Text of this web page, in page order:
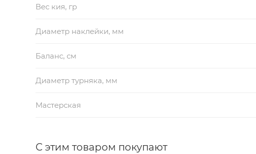
Вес кия, гр
Диаметр наклейки, мм
Баланс, см
Диаметр турняка, мм
Мастерская
С этим товаром покупают